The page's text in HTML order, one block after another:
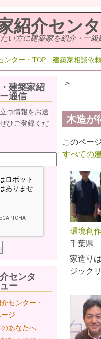
紹介セン
い方に建築家を紹介・一
ンター・TOP 建築家相談依
>
木造が
このペー
すべての
環境創
千葉県
家造り
ジック
建築家紹
通信
つ情報をお送
ひご登録くだ
センタ
ー
センター・
ジ
あなたへ